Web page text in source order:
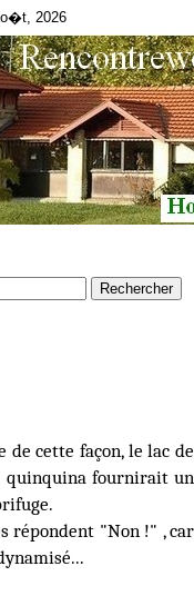
2026
cette façon, le lac de
quinquina fournirait un
répondent "Non !" , car